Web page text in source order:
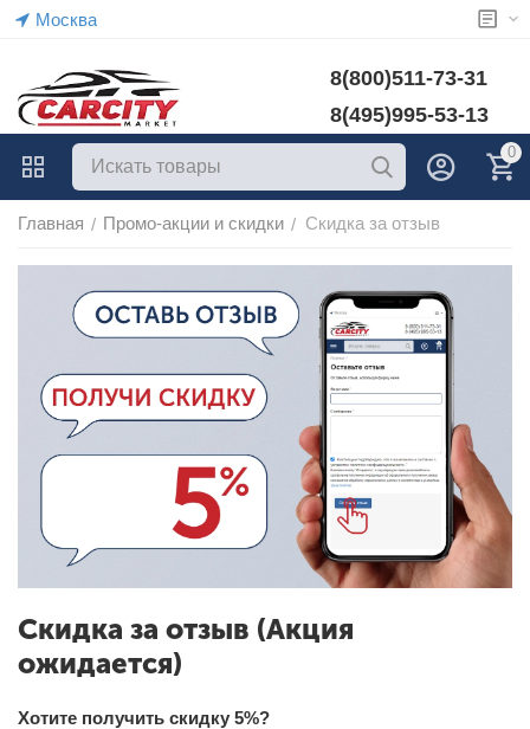
Москва
8(800)511-73-31
8(495)995-53-13
0
Главная / Промо-акции и скидки / Скидка за отзыв
Скидка за отзыв (Акция
ожидается)
Хотите получить скидку 5%?